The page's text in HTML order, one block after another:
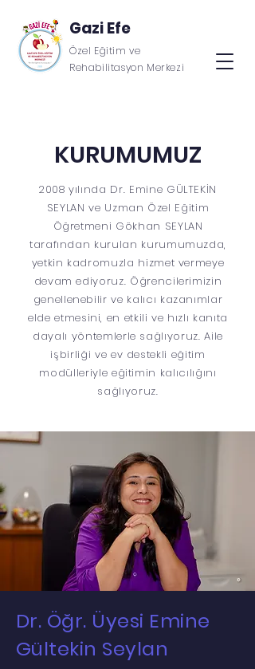
Gazi Efe
Özel Eğitim ve
Rehabilitasyon Merkezi
KURUMUMUZ
2008 yılında Dr. Emine GÜLTEKİN
SEYLAN ve Uzman Özel Eğitim
Öğretmeni Gökhan SEYLAN
tarafından kurulan kurumumuzda,
yetkin kadromuzla hizmet vermeye
devam ediyoruz. Öğrencilerimizin
genellenebilir ve kalıcı kazanımlar
elde etmesini, en etkili ve hızlı kanıta
dayalı yöntemlerle sağlıyoruz. Aile
işbirliği ve ev destekli eğitim
modülleriyle eğitimin kalıcılığını
sağlıyoruz.
Dr. Öğr. Üyesi Emine
Gültekin Seylan